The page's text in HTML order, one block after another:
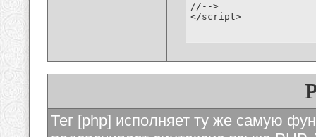
//-->
</script>
Тег [php] исполняет ту же самую